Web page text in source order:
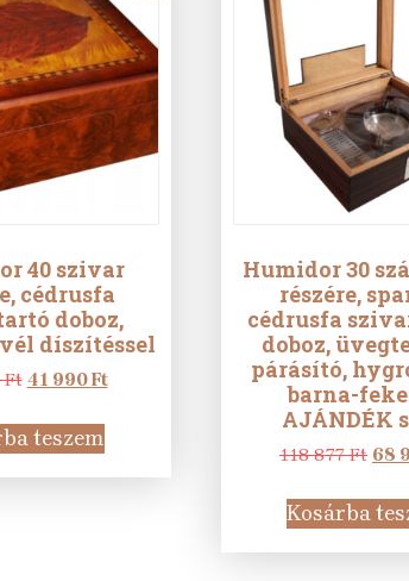
40 szivar
cédrusfa
doboz,
díszítéssel
Ft Original
was:
67
275 Ft.
41 990FtCurrent
990 Ft.
teszem
Humidor 30
részére,
cédrusfa
doboz,
párásító,
barna-
AJÁNDÉK
118 877Ft
was:
118
877
68
Kosárba